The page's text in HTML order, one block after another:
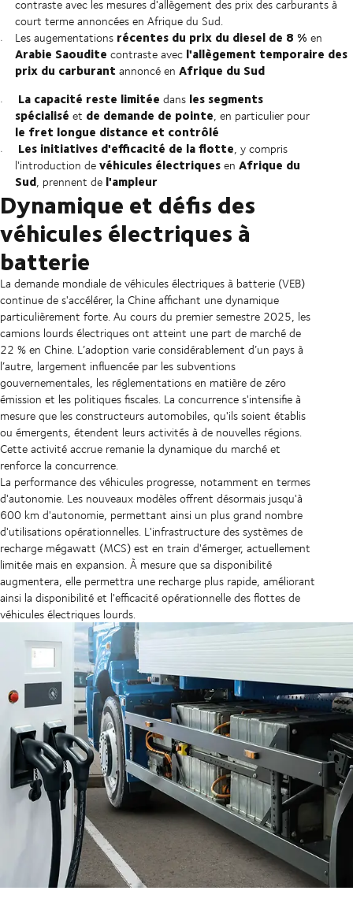
contraste avec les mesures d'allègement des prix des carburants à
court terme annoncées en Afrique du Sud.
Les augementations récentes du prix du diesel de 8 % en
Arabie Saoudite contraste avec l'allègement temporaire des
prix du carburant annoncé en Afrique du Sud
La capacité reste limitée dans les segments
spécialisé et de demande de pointe, en particulier pour
le fret longue distance et contrôlé
Les initiatives d'efficacité de la flotte, y compris
l'introduction devéhicules électriquesen Afrique du
Sud, prennent de l'ampleur
Dynamique et défis des
véhicules électriques à
batterie
La demande mondiale de véhicules électriques à batterie (VEB)
continue de s'accélérer, la Chine affichant une dynamique
particulièrement forte. Au cours du premier semestre 2025, les
camions lourds électriques ont atteint une part de marché de
22 % en Chine. L’adoption varie considérablement d’un pays à
l’autre, largement influencée par les subventions
gouvernementales, les réglementations en matière de zéro
émission et les politiques fiscales. La concurrence s'intensifie à
mesure que les constructeurs automobiles, qu'ils soient établis
ou émergents, étendent leurs activités à de nouvelles régions.
Cette activité accrue remanie la dynamique du marché et
renforce la concurrence.
La performance des véhicules progresse, notamment en termes
d'autonomie. Les nouveaux modèles offrent désormais jusqu'à
600 km d'autonomie, permettant ainsi un plus grand nombre
d'utilisations opérationnelles. L'infrastructure des systèmes de
recharge mégawatt (MCS) est en train d'émerger, actuellement
limitée mais en expansion. À mesure que sa disponibilité
augmentera, elle permettra une recharge plus rapide, améliorant
ainsi la disponibilité et l'efficacité opérationnelle des flottes de
véhicules électriques lourds.